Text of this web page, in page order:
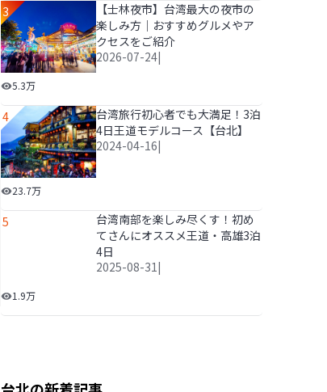
3
【士林夜市】台湾最大の夜市の楽しみ方｜おすすめグ
5.3万
【士林夜市】台湾最大の夜市の
楽しみ方｜おすすめグルメやア
クセスをご紹介
2026-07-24|
4
台湾旅行初心者でも大満足！3泊4日王道モデルコース
23.7万
台湾旅行初心者でも大満足！3泊
4日王道モデルコース【台北】
2024-04-16|
5
台湾南部を楽しみ尽くす！初めてさんにオススメ王道
1.9万
台湾南部を楽しみ尽くす！初め
てさんにオススメ王道・高雄3泊
4日
2025-08-31|